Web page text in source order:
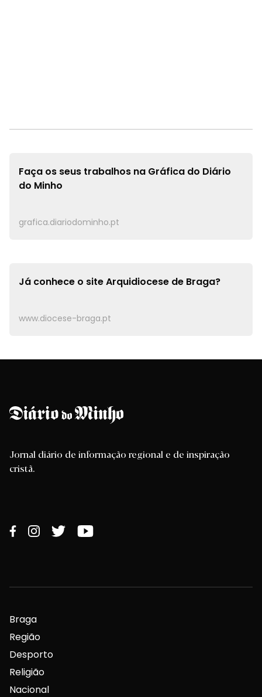
Faça os seus trabalhos na Gráfica do Diário
do Minho
grafica.diariodominho.pt
Já conhece o siteArquidiocese de Braga?
www.diocese-braga.pt
Jornal diário de informação regional e de inspiração
cristã.
Braga
Região
Desporto
Religião
Nacional